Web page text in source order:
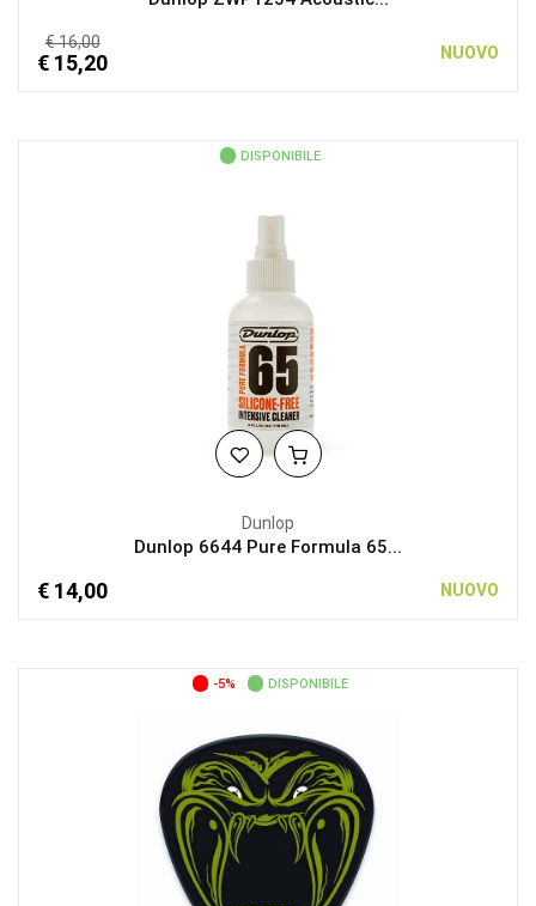
€ 16,00
€ 15,20 NUOVO
DISPONIBILE
Dunlop
Dunlop 6644 Pure Formula 65...
€ 14,00 NUOVO
-5% DISPONIBILE